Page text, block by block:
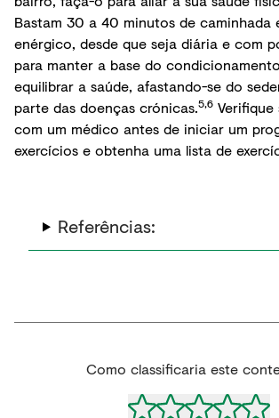
Bastam 30 a 40 minutos de caminhada
enérgico, desde que seja diária e com
para manter a base do
equilibrar a saúde, afastando-se do
parte das doenças crónicas.5,6 Verifique
com um médico antes de iniciar um
exercícios e obtenha uma lista de
Referências:
Como classificaria este